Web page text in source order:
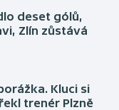
deset gólů,
Zlín zůstává
Kluci si
trenér Plzně